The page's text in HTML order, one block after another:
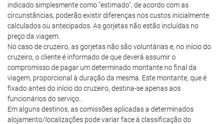
indicado simplesmente como "estimado", de acordo com as
circunstâncias, poderão existir diferenças nos custos inicialmente
calculados ou antecipados. As gorjetas não estão incluídas no
preço da viagem.
No caso de cruzeiro, as gorjetas não são voluntárias e, no início do
cruzeiro, o cliente é informado de que deverá assumir o
compromisso de pagar um determinado montante no final da
viagem, proporcional à duração da mesma. Este montante, que é
fixado antes do início do cruzeiro, destina-se apenas aos
funcionários do serviço.
Em alguns destinos, as comissões aplicadas a determinados
alojamento/localizações pode variar face à classificação do